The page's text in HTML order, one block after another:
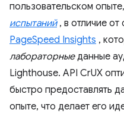
пользовательском опыте,
испытаний, в отличие
PageSpeed ​​Insights ,
лабораторныеданные
Lighthouse. API CrUX
быстро предоставлять
опыте, что делает его